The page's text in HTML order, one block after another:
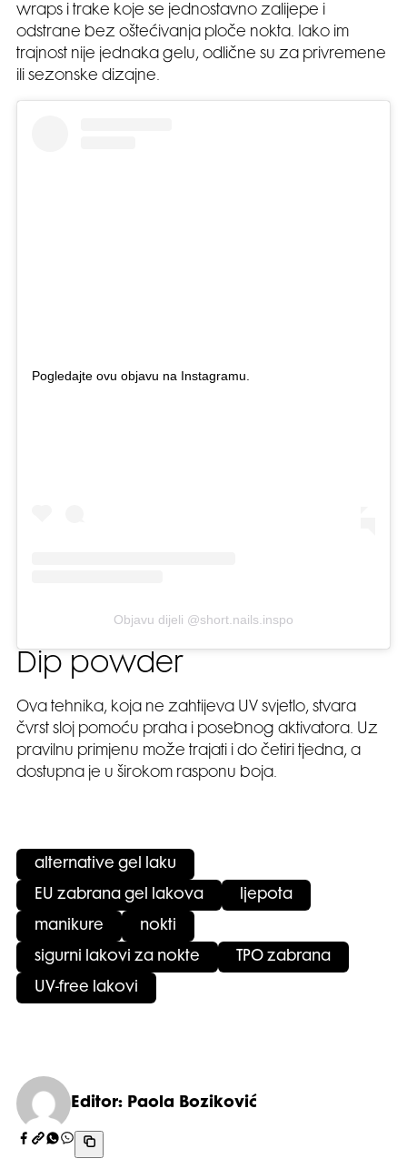
wraps i trake koje se jednostavno zalijepe i
odstrane bez oštećivanja ploče nokta. Iako im
trajnost nije jednaka gelu, odlične su za privremene
ili sezonske dizajne.
Pogledajte ovu objavu na Instagramu.
Objavu dijeli @short.nails.inspo
Dip powder
Ova tehnika, koja ne zahtijeva UV svjetlo, stvara
čvrst sloj pomoću praha i posebnog aktivatora. Uz
pravilnu primjenu može trajati i do četiri tjedna, a
dostupna je u širokom rasponu boja.
alternative gel laku
EU zabrana gel lakova ljepota
manikure nokti
sigurni lakovi za nokte TPO zabrana
UV-free lakovi
Editor: Paola Boziković